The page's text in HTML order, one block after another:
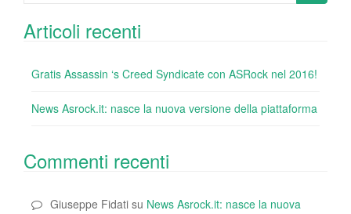
Articoli recenti
Gratis Assassin ‘s Creed Syndicate con ASRock nel 2016!
News Asrock.it: nasce la nuova versione della piattaforma
Commenti recenti
Giuseppe Fidati su News Asrock.it: nasce la nuova